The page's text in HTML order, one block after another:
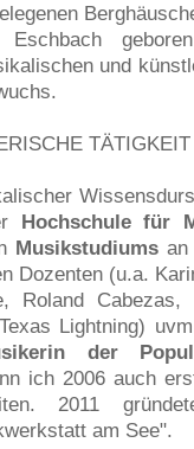
Eschbach
und
TÄTIGKEIT
Hochschule für
Musikstudiums
Dozenten (u.a.
Roland Cabezas,
Lightning)
der
ich 2006 auch
2011
am See".